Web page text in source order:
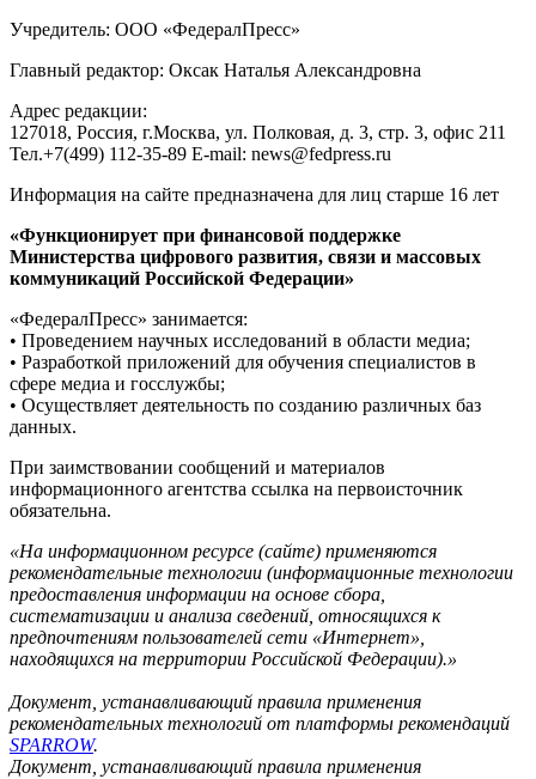
Учредитель: ООО «ФедералПресс»
Главный редактор: Оксак Наталья Александровна
Адрес редакции:
127018, Россия, г.Москва, ул. Полковая, д. 3, стр. 3, офис 211
Тел.+7(499) 112-35-89 E-mail: news@fedpress.ru
Информация на сайте предназначена для лиц старше 16 лет
«Функционирует при финансовой поддержке
Министерства цифрового развития, связи и массовых
коммуникаций Российской Федерации»
«ФедералПресс» занимается:
• Проведением научных исследований в области медиа;
• Разработкой приложений для обучения специалистов в
сфере медиа и госслужбы;
• Осуществляет деятельность по созданию различных баз
данных.
При заимствовании сообщений и материалов
информационного агентства ссылка на первоисточник
обязательна.
«На информационном ресурсе (сайте) применяются
рекомендательные технологии (информационные технологии
предоставления информации на основе сбора,
систематизации и анализа сведений, относящихся к
предпочтениям пользователей сети «Интернет»,
находящихся на территории Российской Федерации).»
Документ, устанавливающий правила применения
рекомендательных технологий от платформы рекомендаций
SPARROW.
Документ, устанавливающий правила применения